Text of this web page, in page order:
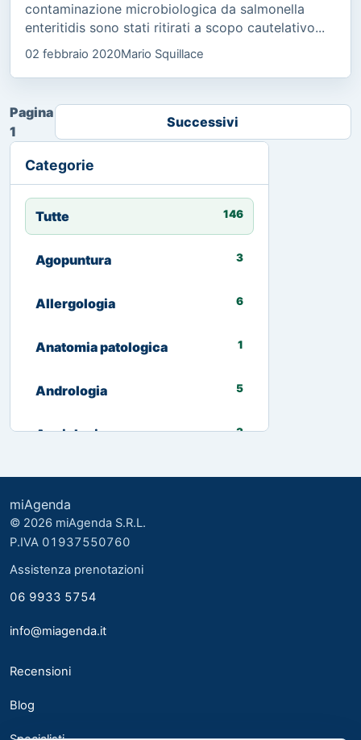
Categorie
Tutte 146
Agopuntura 3
Allergologia 6
Anatomia patologica 1
Andrologia 5
Angiologia 3
Biologo nutrizionista 13
Cardiologia
Chirurgia Generale
6
contaminazione microbiologica da salmonella
enteritidis sono stati ritirati a scopo cautelativo...
02 febbraio 2020Mario Squillace
Pagina
1
Successivi
miAgenda
© 2026 miAgenda S.R.L.
P.IVA 01937550760
Assistenza prenotazioni
06 9933 5754
info@miagenda.it
Recensioni
Blog